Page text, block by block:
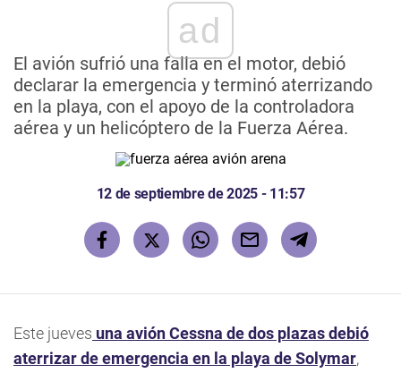
ad
El avión sufrió una falla en el motor, debió
declarar la emergencia y terminó aterrizando
en la playa, con el apoyo de la controladora
aérea y un helicóptero de la Fuerza Aérea.
12 de septiembre de 2025 - 11:57
Este jueves una avión Cessna de dos plazas debió
aterrizar de emergencia en la playa de Solymar,